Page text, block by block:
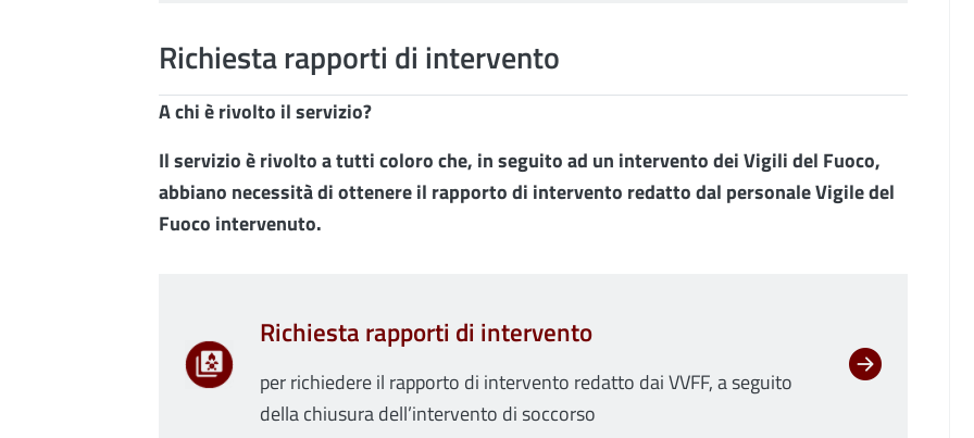
Richiesta rapporti di intervento
A chi è rivolto il servizio?
Il servizio è rivolto a tutti coloro che, in seguito ad un intervento dei Vigili del Fuoco,
abbiano necessità di ottenere il rapporto di intervento redatto dal personale Vigile del
Fuoco intervenuto.
Richiesta rapporti di intervento
per richiedere il rapporto di intervento redatto dai VVFF, a seguito
della chiusura dell’intervento di soccorso